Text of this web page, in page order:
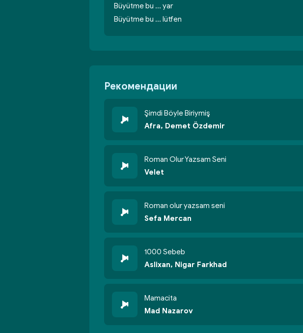
Büyütme bu ... yar
Büyütme bu ... lütfen
Рекомендации
Şimdi Böyle Biriymiş
Afra, Demet Özdemir
Roman Olur Yazsam Seni
Velet
Roman olur yazsam seni
Sefa Mercan
1000 Sebeb
Aslixan, Nigar Farkhad
Mamacita
Mad Nazarov